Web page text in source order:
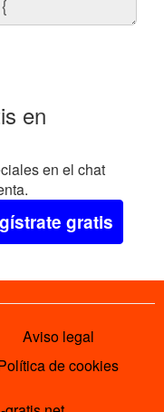
en
en el chat
gratis
Aviso legal
de cookies